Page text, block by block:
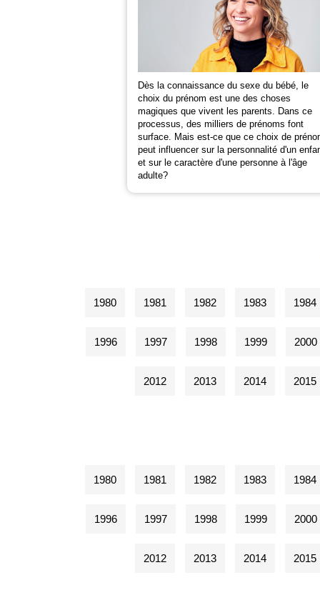
Dès la connaissance du sexe du bébé, le
choix du prénom est une des choses
magiques que vivent les parents. Dans ce
processus, des milliers de prénoms font
surface. Mais est-ce que ce choix de
peut influencer sur la personnalité d'un
et sur le caractère d'une personne à l'âge
adulte?
1980 1981 1982 1983 1984
1996 1997 1998 1999 2000
2012 2013 2014 2015
1980 1981 1982 1983 1984
1996 1997 1998 1999 2000
2012 2013 2014 2015